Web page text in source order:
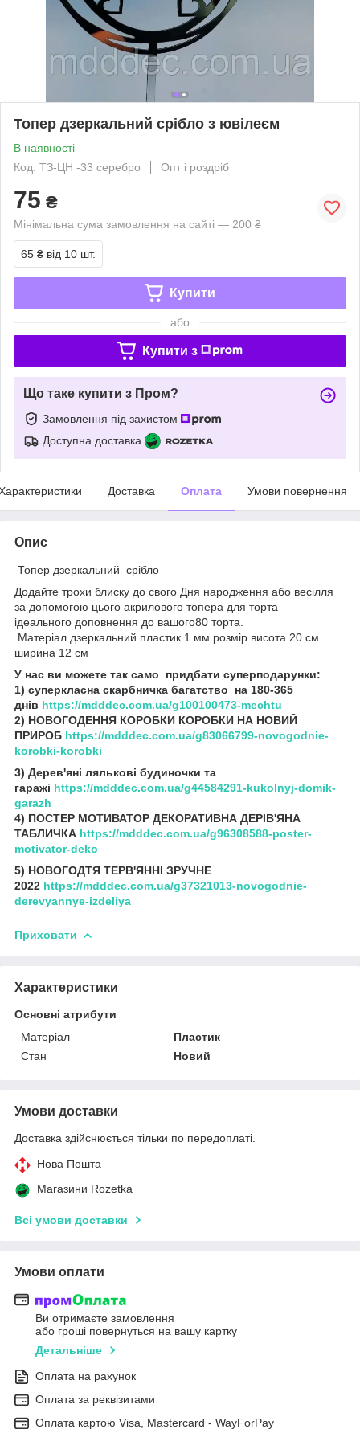
Топер дзеркальний срібло з ювілеєм
В наявності
Код: ТЗ-ЦН -33 серебро
Опт і роздріб
75 ₴
Мінімальна сума замовлення на сайті — 200 ₴
65 ₴ від 10 шт.
Купити
або
Купити з
Що таке купити з Пром?
Замовлення під захистом
Доступна доставка
Доставка Оплата Умови повернення
Опис
Топер дзеркальний срібло
Додайте трохи блиску до свого Дня народження або весілля
за допомогою цього акрилового топера для торта —
ідеального доповнення до вашого80 торта.
Матеріал дзеркальний пластик 1 мм розмір висота 20 см
ширина 12 см
У нас ви можете так само придбати суперподарунки:
1) суперкласна скарбничка багатство на 180-365
днів https://mdddec.com.ua/g100100473-mechtu
2) НОВОГОДЕННЯ КОРОБКИ КОРОБКИ НА НОВИЙ
ПРИРОБ https://mdddec.com.ua/g83066799-novogodnie-
korobki-korobki
3) Дерев'яні лялькові будиночки та
гаражі https://mdddec.com.ua/g44584291-kukolnyj-domik-
garazh
4) ПОСТЕР МОТИВАТОР ДЕКОРАТИВНА ДЕРІВ'ЯНА
ТАБЛИЧКА https://mdddec.com.ua/g96308588-poster-
motivator-deko
5) НОВОГОДТЯ ТЕРВ'ЯННІ ЗРУЧНЕ
2022 https://mdddec.com.ua/g37321013-novogodnie-
derevyannye-izdeliya
Приховати
Характеристики
Основні атрибути
Матеріал
Пластик
Стан
Новий
Умови доставки
Доставка здійснюється тільки по передоплаті.
Нова Пошта
Магазини Rozetka
Всі умови доставки
Умови оплати
Ви отримаєте замовлення
або гроші повернуться на вашу картку
Детальніше
Оплата на рахунок
Оплата за реквізитами
Оплата картою Visa, Mastercard - WayForPay